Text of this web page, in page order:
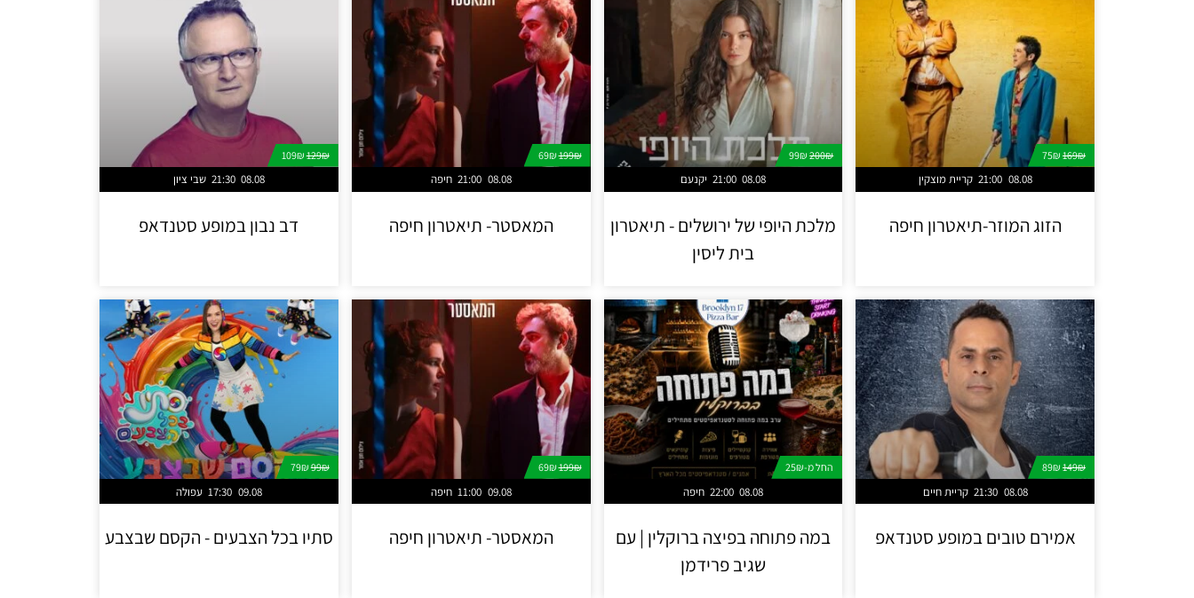
169₪
קריית מוצקין 21:00 08.08
הזוג המוזר-תיאטרון חיפה
200₪
99₪
יקנעם 21:00 08.08
מלכת היופי של ירושלים - תיאטרון
בית ליסין
199₪
69₪
חיפה 21:00 08.08
המאסטר- תיאטרון חיפה
129₪
109₪
שבי ציון 21:30 08.08
דב נבון במופע סטנדאפ
149₪
קריית חיים 21:30 08.08
אמירם טובים במופע סטנדאפ
החל מ-25₪
חיפה 22:00 08.08
במה פתוחה בפיצה ברוקלין | עם
שגיב פרידמן
199₪
69₪
חיפה 11:00 09.08
המאסטר- תיאטרון חיפה
99₪
79₪
עפולה 17:30 09.08
סתיו בכל הצבעים - הקסם שבצבע